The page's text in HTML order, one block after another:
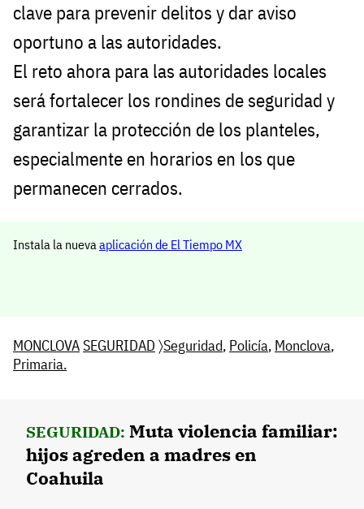
clave para prevenir delitos y dar aviso
oportuno a las autoridades.
El reto ahora para las autoridades locales
será fortalecer los rondines de seguridad y
garantizar la protección de los planteles,
especialmente en horarios en los que
permanecen cerrados.
Instala la nuevaaplicación de El Tiempo MX
MONCLOVA SEGURIDAD 〉Seguridad, Policía, Monclova,
Primaria.
SEGURIDAD: Muta violencia familiar:
hijos agreden a madres en
Coahuila